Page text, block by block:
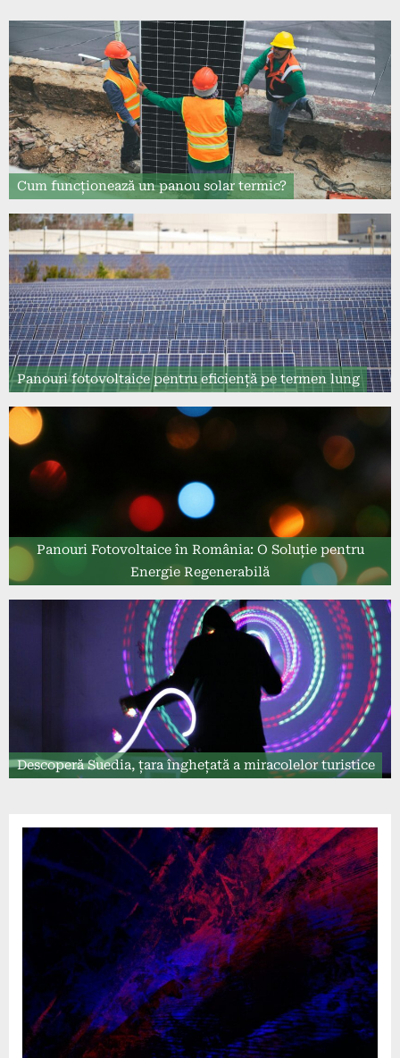
Cum funcționează un panou solar termic?
Panouri fotovoltaice pentru eficiență pe termen lung
Panouri Fotovoltaice în România: O Soluție pentru
Energie Regenerabilă
Descoperă Suedia, țara înghețată a miracolelor turistice